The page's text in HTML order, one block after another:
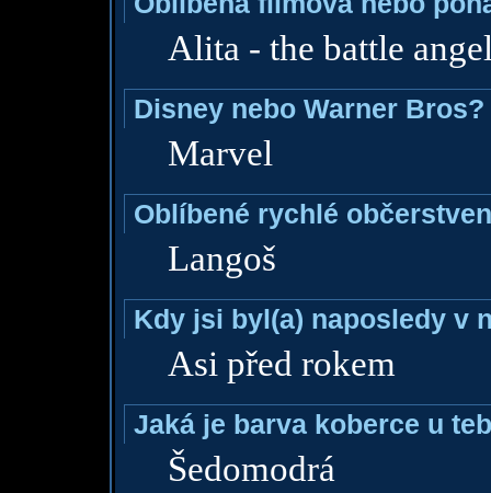
Alita - the battle
Disney nebo Warner Bros?
Marvel
Oblíbené rychlé
Langoš
Kdy jsi byl(a) naposledy v
Asi před rokem
Jaká je barva koberce u
Šedomodrá